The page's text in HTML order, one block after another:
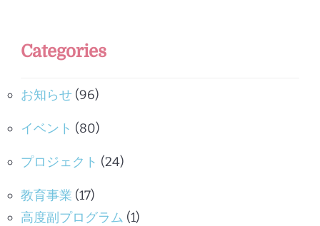
Categories
お知らせ (96)
イベント (80)
プロジェクト (24)
教育事業 (17)
高度副プログラム (1)